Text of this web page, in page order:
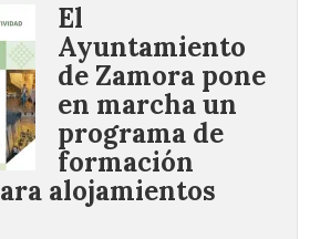
El
Ayuntamiento
de Zamora pone
en marcha un
programa de
formación
alojamientos